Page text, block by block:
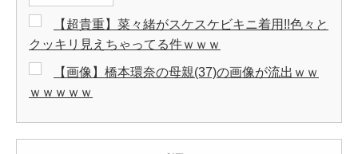
【超貴重】菜々緒がスケスケビキニ着用!!色々と
クッキリ見えちゃってる件ｗｗｗ
【画像】橋本環奈の母親(37)の画像が流出ｗｗ
ｗｗｗｗｗ